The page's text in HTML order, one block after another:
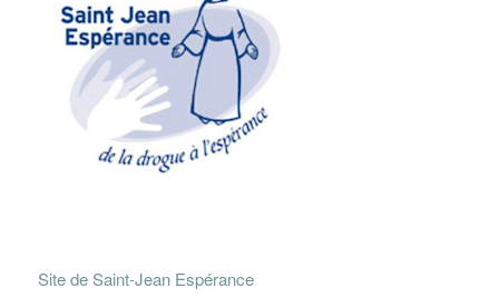
Site de Saint-Jean Espérance